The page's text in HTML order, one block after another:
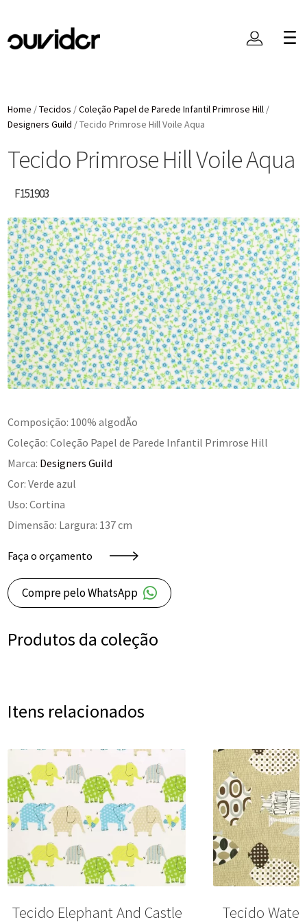
Home /Tecidos /Coleção Papel de Parede Infantil Primrose Hill /
Designers Guild /Tecido Primrose Hill Voile Aqua
Tecido Primrose Hill Voile Aqua
F151903
Composição: 100% algodÃo
Coleção: Coleção Papel de Parede Infantil Primrose Hill
Marca: Designers Guild
Cor: Verde azul
Uso: Cortina
Dimensão: Largura: 137 cm
Faça o orçamento
Compre pelo WhatsApp
Produtos da coleção
Itens relacionados
Tecido Elephant And Castle Tecido